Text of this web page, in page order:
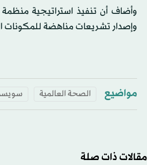
وأضاف أن تنفيذ استراتيجية
وإصدار تشريعات مناهضة للمكونات
مواضيع الصحة العالمية
مقالات ذات صلة